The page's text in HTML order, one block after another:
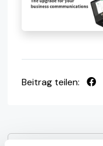
Beitrag teilen: